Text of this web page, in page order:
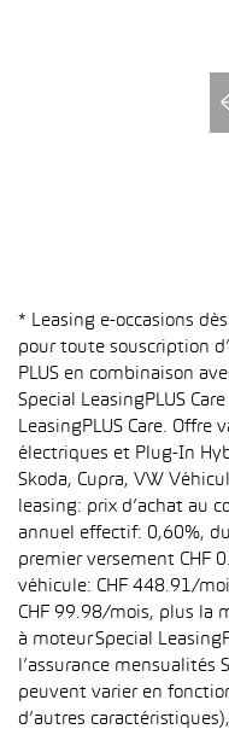
* Leasing e-occasions
pour toute souscription
PLUS en combinaison
Special LeasingPLUS
LeasingPLUS Care. Offre
électriques et Plug-In
Skoda, Cupra, VW
leasing: prix d’achat au
annuel effectif: 0,60%,
premier versement CHF
véhicule: CHF 448.91/
CHF 99.98/mois, plus la
à moteur Special
l’assurance mensualités
peuvent varier en
d’autres